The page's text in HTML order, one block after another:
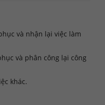
và nhận lại việc làm
và phân công lại công
khác.